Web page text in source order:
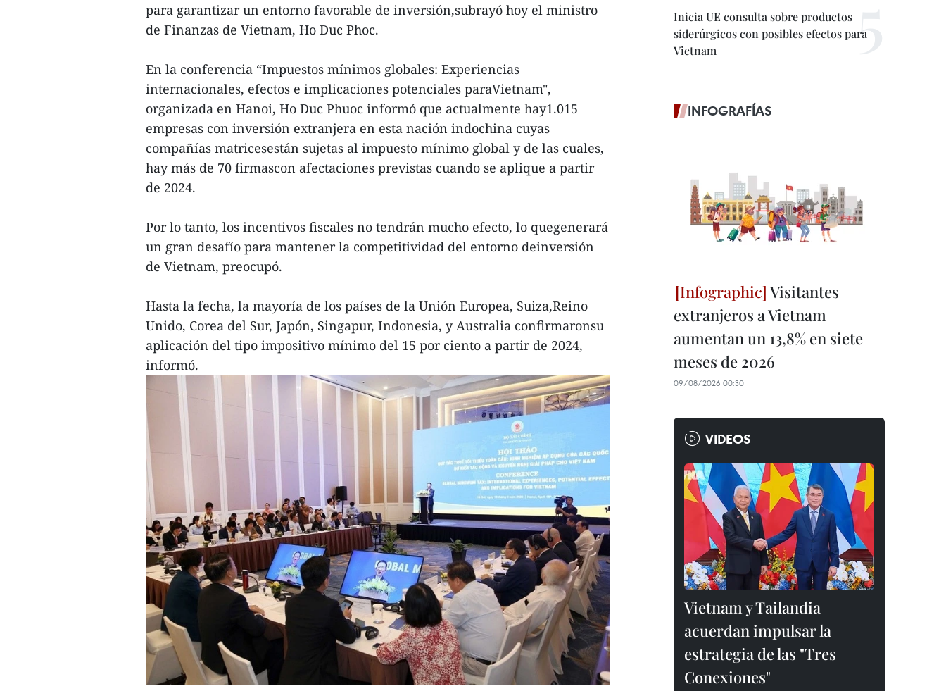
para garantizar un entorno favorable de inversión,subrayó hoy el ministro
de Finanzas de Vietnam, Ho Duc Phoc.
En la conferencia “Impuestos mínimos globales: Experiencias
internacionales, efectos e implicaciones potenciales paraVietnam",
organizada en Hanoi, Ho Duc Phuoc informó que actualmente hay1.015
empresas con inversión extranjera en esta nación indochina cuyas
compañías matricesestán sujetas al impuesto mínimo global y de las cuales,
hay más de 70 firmascon afectaciones previstas cuando se aplique a partir
de 2024.
Por lo tanto, los incentivos fiscales no tendrán mucho efecto, lo quegenerará
un gran desafío para mantener la competitividad del entorno deinversión
de Vietnam, preocupó.
Hasta la fecha, la mayoría de los países de la Unión Europea, Suiza,Reino
Unido, Corea del Sur, Japón, Singapur, Indonesia, y Australia confirmaronsu
aplicación del tipo impositivo mínimo del 15 por ciento a partir de 2024,
informó.
Inicia UE consulta sobre productos
siderúrgicos con posibles efectos para
Vietnam
INFOGRAFÍAS
Visitantes
extranjeros a Vietnam
aumentan un 13,8% en siete
meses de 2026
09/08/2026 00:30
VIDEOS
Vietnam y Tailandia
acuerdan impulsar la
estrategia de las "Tres
Conexiones"